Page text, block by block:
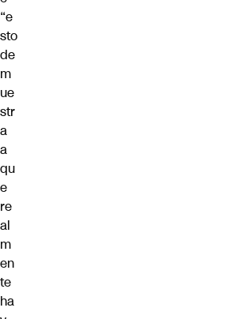
“e
sto
de
m
ue
str
a
a
qu
e
re
al
m
en
te
ha